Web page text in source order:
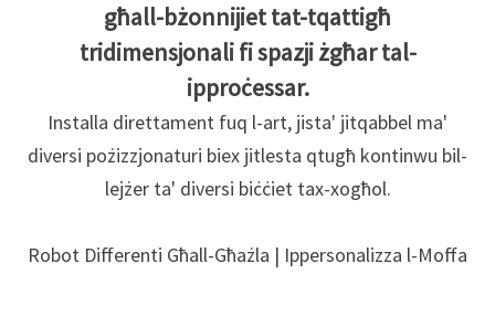
għall-bżonnijiet tat-tqattigħ
tridimensjonali fi spazji żgħar tal-
ipproċessar.
Installa direttament fuq l-art, jista' jitqabbel ma'
diversi pożizzjonaturi biex jitlesta qtugħ kontinwu bil-
lejżer ta' diversi biċċiet tax-xogħol.
Robot Differenti Għall-Għażla | Ippersonalizza l-Moffa